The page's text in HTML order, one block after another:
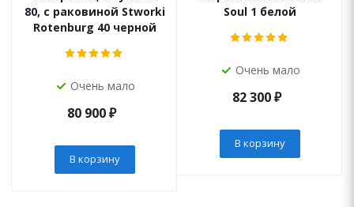
80, с раковиной Stworki
Rotenburg 40 черной
Очень мало
80 900₽
В корзину
Soul 1 белой
Очень мало
82 300₽
В корзину